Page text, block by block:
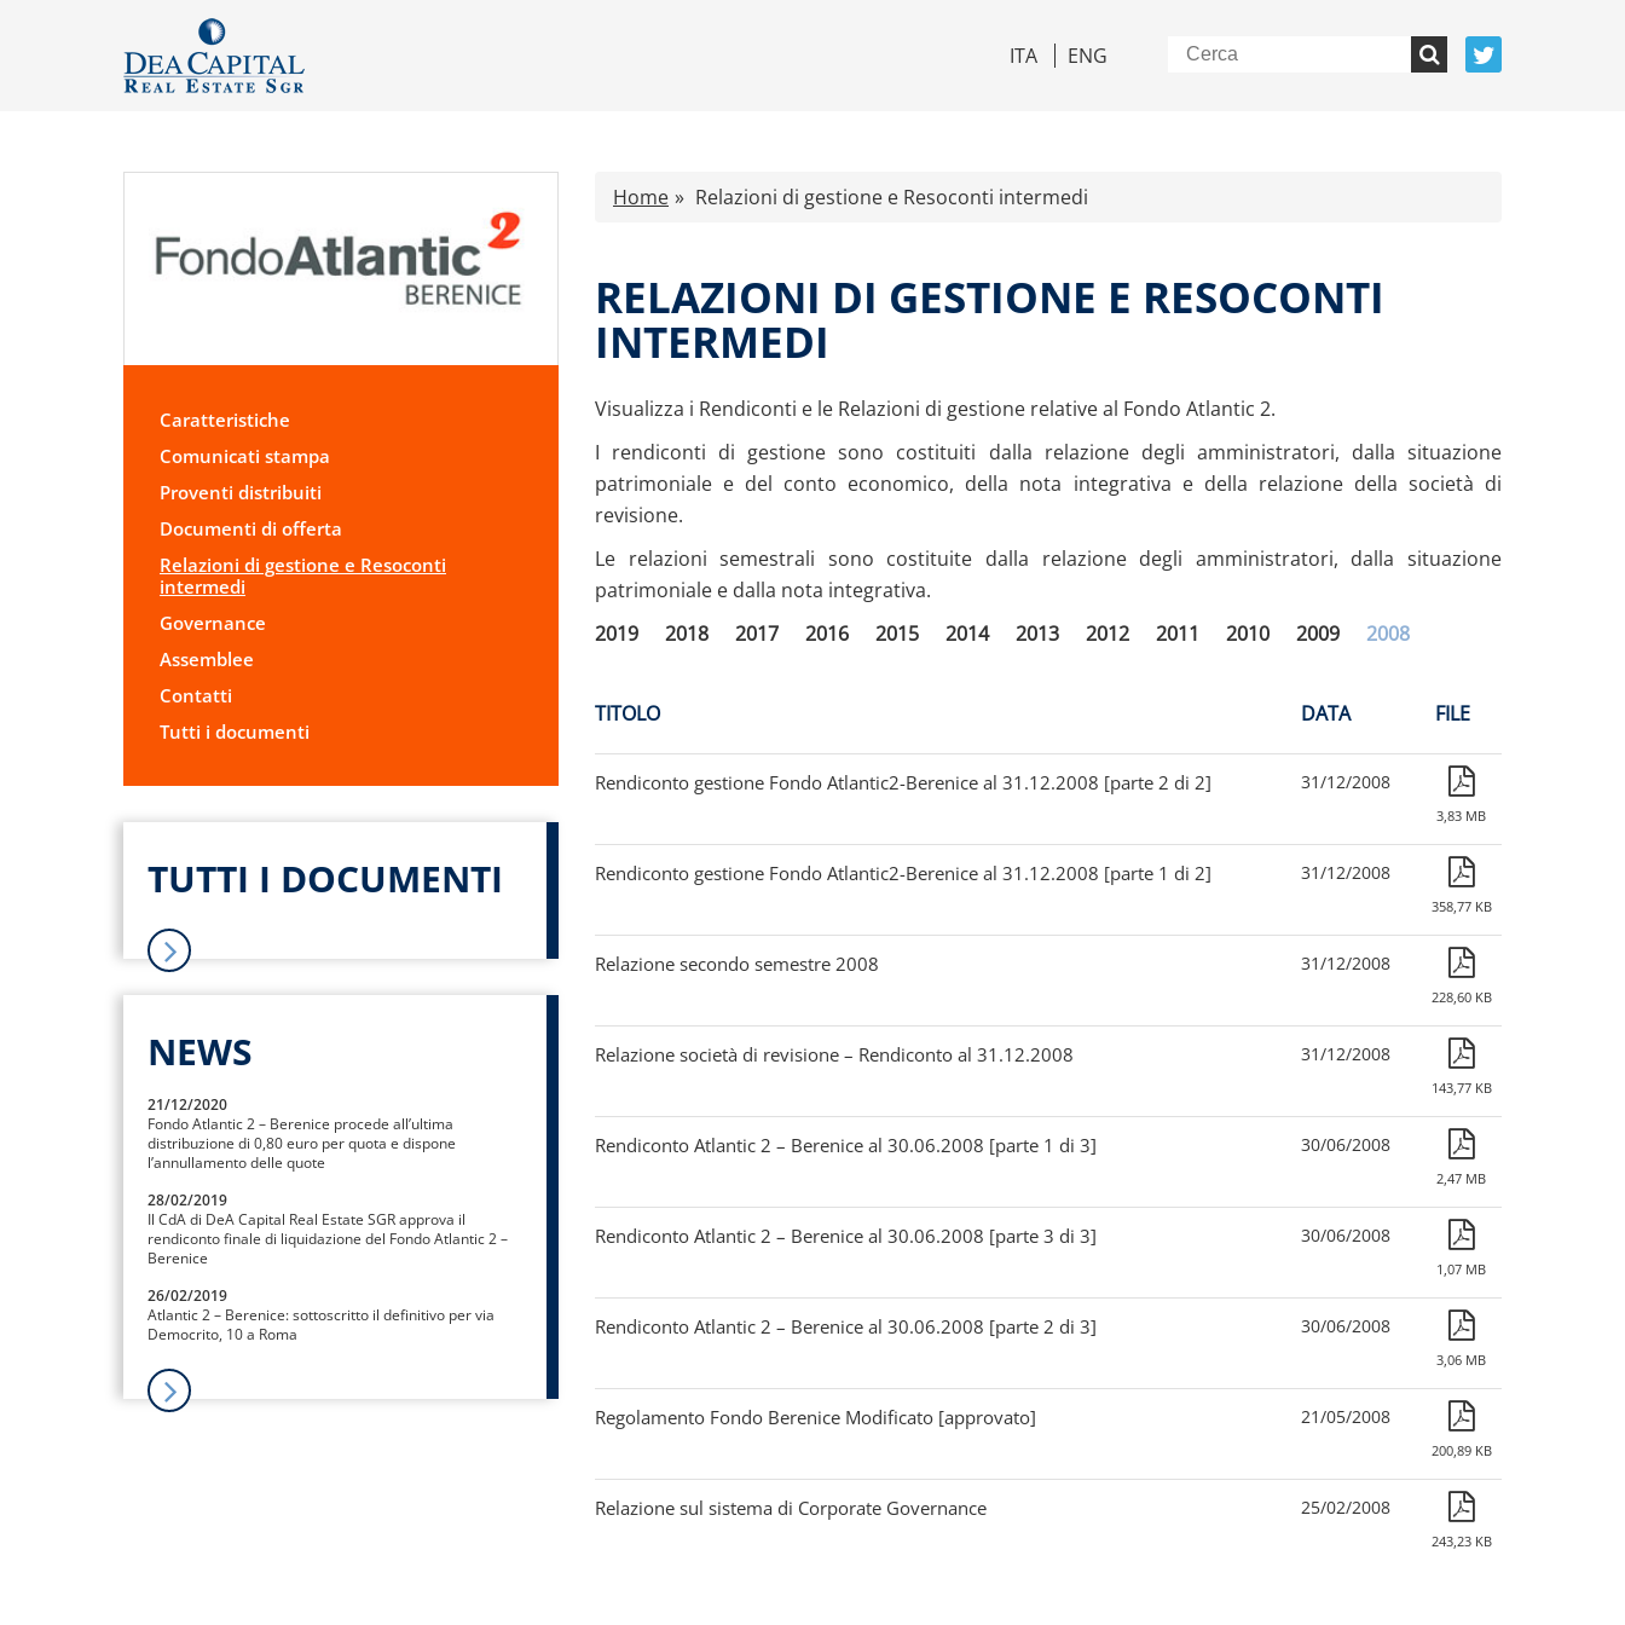
ITA ENG
Caratteristiche
Comunicati stampa
Proventi distribuiti
Documenti di offerta
Relazioni di gestione e Resoconti
intermedi
Governance
Assemblee
Contatti
Tutti i documenti
TUTTI I DOCUMENTI
NEWS
21/12/2020
Fondo Atlantic 2 – Berenice procede all’ultima
distribuzione di 0,80 euro per quota e dispone
l’annullamento delle quote
28/02/2019
Il CdA di DeA Capital Real Estate SGR approva il
rendiconto finale di liquidazione del Fondo Atlantic 2 –
Berenice
26/02/2019
Atlantic 2 – Berenice: sottoscritto il definitivo per via
Democrito, 10 a Roma
Home Relazioni di gestione e Resoconti intermedi
RELAZIONI DI GESTIONE E RESOCONTI
INTERMEDI
Visualizza i Rendiconti e le Relazioni di gestione relative al Fondo Atlantic 2.
I rendiconti di gestione sono costituiti dalla relazione degli amministratori, dalla situazione
patrimoniale e del conto economico, della nota integrativa e della relazione della società di
revisione.
Le relazioni semestrali sono costituite dalla relazione degli amministratori, dalla situazione
patrimoniale e dalla nota integrativa.
2019
2018 2017 2016 2015 2014 2013 2012 2011 2010 2009 2008
TITOLO DATA FILE
Rendiconto gestione Fondo Atlantic2-Berenice al 31.12.2008 [parte 2 di 2] 31/12/2008
3,83 MB
Rendiconto gestione Fondo Atlantic2-Berenice al 31.12.2008 [parte 1 di 2] 31/12/2008
358,77 KB
Relazione secondo semestre 2008 31/12/2008
228,60 KB
Relazione società di revisione – Rendiconto al 31.12.2008 31/12/2008
143,77 KB
Rendiconto Atlantic 2 – Berenice al 30.06.2008 [parte 1 di 3] 30/06/2008
2,47 MB
Rendiconto Atlantic 2 – Berenice al 30.06.2008 [parte 3 di 3] 30/06/2008
1,07 MB
Rendiconto Atlantic 2 – Berenice al 30.06.2008 [parte 2 di 3] 30/06/2008
3,06 MB
Regolamento Fondo Berenice Modificato [approvato] 21/05/2008
200,89 KB
Relazione sul sistema di Corporate Governance 25/02/2008
243,23 KB